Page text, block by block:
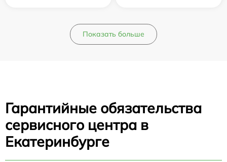
Показать больше
Гарантийные обязательства
сервисного центра в
Екатеринбурге